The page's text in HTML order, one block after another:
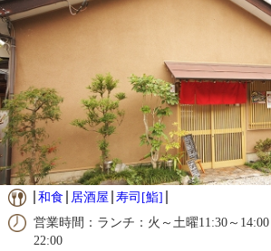
和食 居酒屋 寿司[鮨]
営業時間：ランチ：火～土曜11:30～
22:00